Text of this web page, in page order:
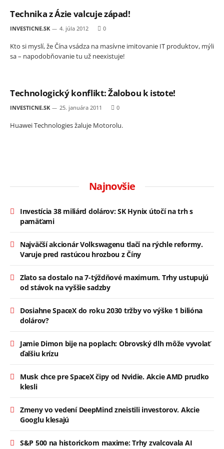
Technika z Ázie valcuje západ!
INVESTICNE.SK 4. júla 2012 0
Kto si myslí, že Čína vsádza na masívne imitovanie IT produktov, mýli
sa – napodobňovanie tu už neexistuje!
Technologický konflikt: Žalobou k istote!
INVESTICNE.SK 25. januára 2011 0
Huawei Technologies žaluje Motorolu.
Najnovšie
Investícia 38 miliárd dolárov: SK Hynix útočí na trh s
pamäťami
Najväčší akcionár Volkswagenu tlačí na rýchle reformy.
Varuje pred rastúcou hrozbou z Číny
Zlato sa dostalo na 7-týždňové maximum. Trhy ustupujú
od stávok na vyššie sadzby
Dosiahne SpaceX do roku 2030 tržby vo výške 1 bilióna
dolárov?
Jamie Dimon bije na poplach: Obrovský dlh môže vyvolať
ďalšiu krízu
Musk chce pre SpaceX čipy od Nvidie. Akcie AMD prudko
klesli
Zmeny vo vedení DeepMind zneistili investorov. Akcie
Googlu klesajú
S&P 500 na historickom maxime: Trhy zvalcovala AI